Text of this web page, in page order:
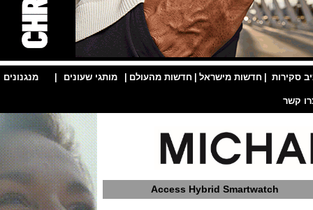
| חדשות מישראל | חדשות מהעולם | מותגי שעונים | מנגנונים |